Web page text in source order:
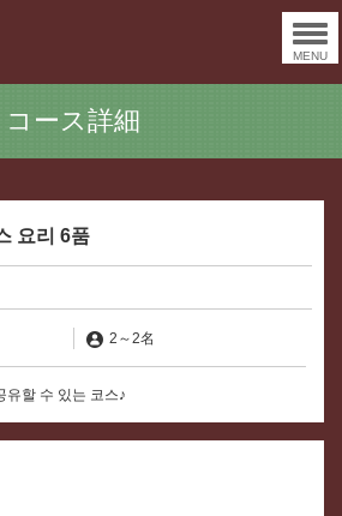
MENU
コース詳細
요리 6품
2 ～2名
유할 수 있는 코스♪